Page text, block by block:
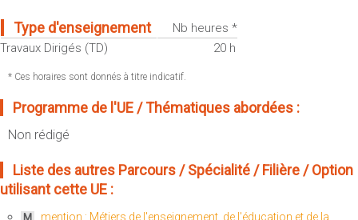
Fermer
Stage et emploi
Portefeuille d'Expériences et
de Compétences
Fermer
Type d'enseignement
Nb heures *
Travaux Dirigés (TD)
20 h
* Ces horaires sont donnés à titre indicatif.
Programme de l'UE / Thématiques abordées :
Non rédigé
Liste des autres Parcours / Spécialité / Filière / Option
utilisant cette UE :
M mention : Métiers de l'enseignement, de l'éducation et de la